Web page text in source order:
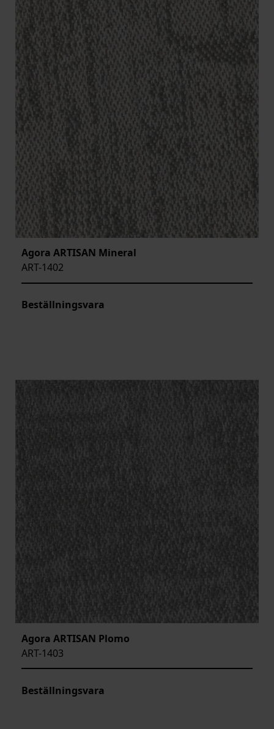
Agora ARTISAN Mineral
ART-1402
Beställningsvara
Agora ARTISAN Plomo
ART-1403
Beställningsvara